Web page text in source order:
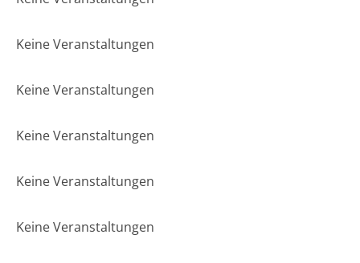
Keine Veranstaltungen
Keine Veranstaltungen
Keine Veranstaltungen
Keine Veranstaltungen
Keine Veranstaltungen